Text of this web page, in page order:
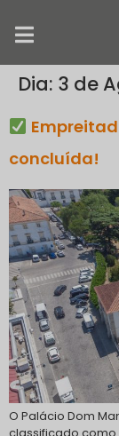
Dia: 3 de
concluída!
O Palácio Dom